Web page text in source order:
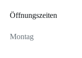
Öffnungszeiten
Montag